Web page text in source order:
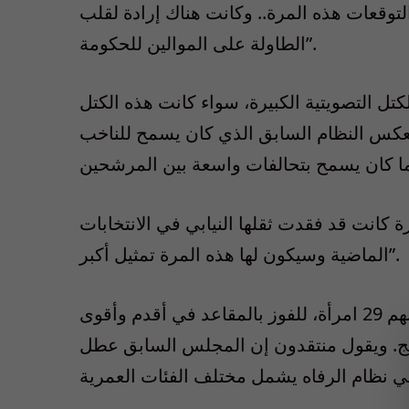
هذه المرة.. وكانت هناك إرادة لقلب
الطاولة على الموالين للحكومة”.
التصويتية الكبيرة، سواء كانت هذه الكتل
النظام السابق الذي كان يسمح للناخب
قد فقدت ثقلها النيابي في الانتخابات
الماضية وسيكون لها هذه المرة تمثيل أكبر”.
وتنافس في هذه الانتخابات أكثر من 300 مرشح، بينهم 29 امرأة، للفوز بالمقاعد في أقدم وأقوى
ويقول منتقدون إن المجلس السابق عطل